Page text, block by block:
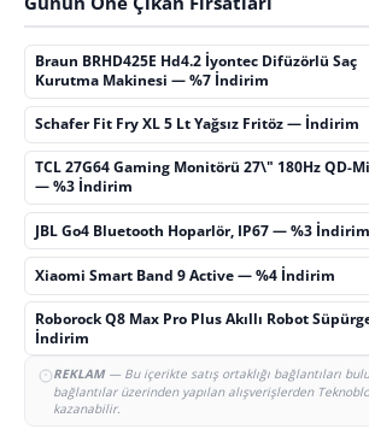
Braun BRHD425E Hd4.2 İyontec Difüzörlü Saç
Kurutma Makinesi — %7 İndirim
Schafer Fit Fry XL 5 Lt Yağsız Fritöz — İndirim
TCL 27G64 Gaming Monitörü 27\" 180Hz QD-
— %3 İndirim
JBL Go4 Bluetooth Hoparlör, IP67 — %3 İndirim
Xiaomi Smart Band 9 Active — %4 İndirim
Roborock Q8 Max Pro Plus Akıllı Robot
İndirim
REKLAM— Bu içerikte satış ortaklığı bağlantıları
bağlantılar üzerinden yapılan alışverişlerden
kazanabilir.